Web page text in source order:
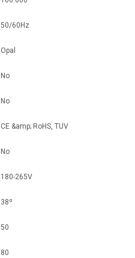
50/60Hz
Opal
No
No
CE &amp; RoHS, TUV
No
180-265V
38º
50
80